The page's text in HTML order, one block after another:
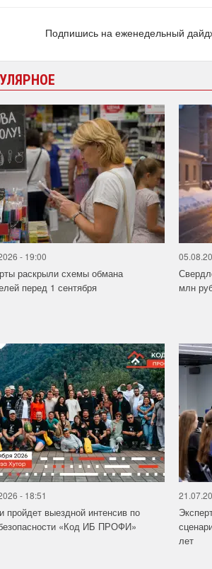
Подпишись на еженедельный
- 19:00
раскрыли схемы обмана
перед 1 сентября
млн
- 18:51
пройдет выездной интенсив по
«Код ИБ ПРОФИ»
лет